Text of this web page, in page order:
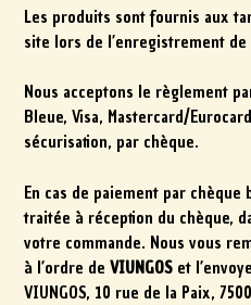
Les produits sont fournis aux
site lors de l’enregistrement de
Nous acceptons le règlement
Bleue, Visa, Mastercard/
sécurisation, par chèque.
En cas de paiement par chèque
traitée à réception du chèque,
votre commande. Nous vous
à l’ordre deVIUNGOS et
VIUNGOS, 10 rue de la Paix,